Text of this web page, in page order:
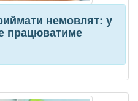
немовлят: у
працюватиме